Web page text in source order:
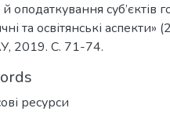
оподаткування суб’єктів
та освітянські
2019. С. 71-74.
ресурси